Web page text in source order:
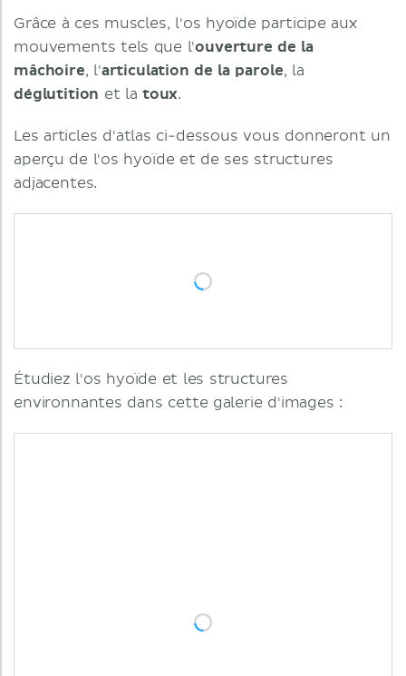
Grâce à ces muscles, l'os hyoïde participe aux
mouvements tels que l'ouverture de la
mâchoire, l'articulation de la parole, la
déglutition et la toux.
Les articles d'atlas ci-dessous vous donneront un
aperçu de l'os hyoïde et de ses structures
adjacentes.
Étudiez l'os hyoïde et les structures
environnantes dans cette galerie d'images :